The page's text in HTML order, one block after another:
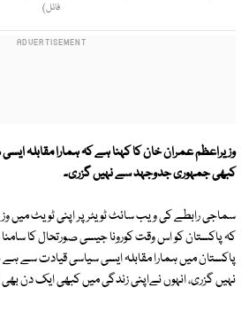
فائل)
وزیراعظم عمران خان کا کہنا ہے کہ ہمارا مقابلہ
کبھی جمہوری جدوجہد سے نہیں گزری۔
سماجی رابطے کی ویب سائٹ ٹویٹر پر اپنی ٹویٹ میں
پاکستان میں ہمارا مقابلہ ایسی سیاسی قیادت سے
نہیں گزری، انہوں نےاپنی زندگی میں کبھی ایک دن بھی